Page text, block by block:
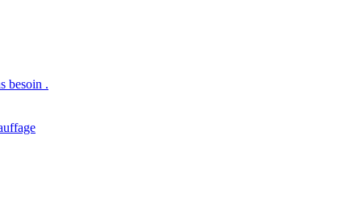
besoin .